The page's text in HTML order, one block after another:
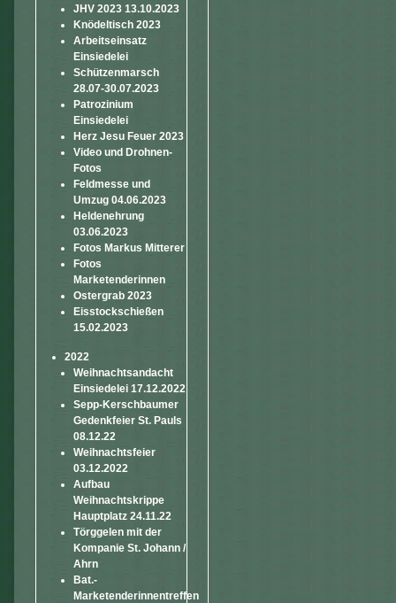
JHV 2023 13.10.2023
Knödeltisch 2023
Arbeitseinsatz
Einsiedelei
Schützenmarsch
28.07-30.07.2023
Patrozinium
Einsiedelei
Herz Jesu Feuer 2023
Video und Drohnen-
Fotos
Feldmesse und
Umzug 04.06.2023
Heldenehrung
03.06.2023
Fotos Markus Mitterer
Fotos
Marketenderinnen
Ostergrab 2023
Eisstockschießen
15.02.2023
2022
Weihnachtsandacht
Einsiedelei 17.12.2022
Sepp-Kerschbaumer
Gedenkfeier St. Pauls
08.12.22
Weihnachtsfeier
03.12.2022
Aufbau
Weihnachtskrippe
Hauptplatz 24.11.22
Törggelen mit der
Kompanie St. Johann /
Ahrn
Bat.-
Marketenderinnentreffen